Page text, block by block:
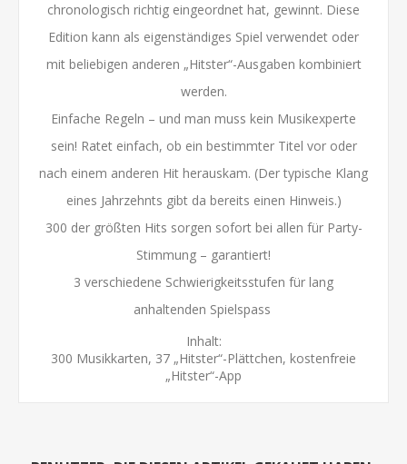
chronologisch richtig eingeordnet hat, gewinnt. Diese
Edition kann als eigenständiges Spiel verwendet oder
mit beliebigen anderen „Hitster“-Ausgaben kombiniert
werden.
Einfache Regeln – und man muss kein Musikexperte
sein! Ratet einfach, ob ein bestimmter Titel vor oder
nach einem anderen Hit herauskam. (Der typische Klang
eines Jahrzehnts gibt da bereits einen Hinweis.)
300 der größten Hits sorgen sofort bei allen für Party-
Stimmung – garantiert!
3 verschiedene Schwierigkeitsstufen für lang
anhaltenden Spielspass
Inhalt:
300 Musikkarten, 37 „Hitster“-Plättchen, kostenfreie
„Hitster“-App